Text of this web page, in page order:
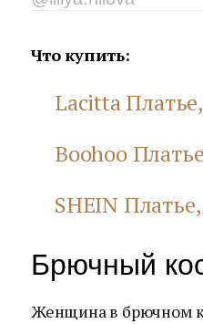
Что купить:
Lacitta
Boohoo
SHEIN
Брючный
Женщина в брючном